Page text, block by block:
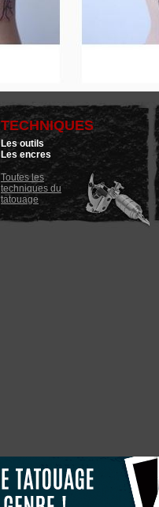
TECHNIQUES
Les outils
Les encres
Toutes les
techniques du
tatouage